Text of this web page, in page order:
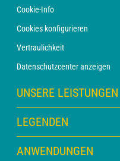
Cookie-Info
Cookies konfigurieren
Vertraulichkeit
Datenschutzcenter anzeigen
UNSERE LEISTUNGEN
WETTER Xpert Abonnement
WETTER PRO Abonnement
Beratung mit einem Vorhersager
LEGENDEN
Kartenlegende
ANWENDUNGEN